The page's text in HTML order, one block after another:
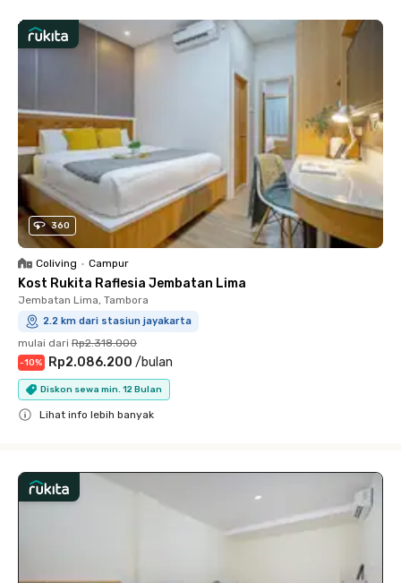
360
Coliving • Campur
Kost Rukita Raflesia Jembatan Lima
Jembatan Lima, Tambora
2.2 km dari stasiun jayakarta
mulai dari Rp2.318.000
-10% Rp2.086.200 /bulan
Diskon sewa min. 12 Bulan
Lihat info lebih banyak